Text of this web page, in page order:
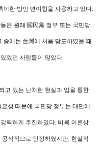
이한 방언 변이형을 사용하고 있다.
은 원래 國民黨 정부 또는 국민당
중에는 台灣에 처음 당도하였을 때
었던 사람들이 많았다.
고 있는 난처한 현실과 입을 통한
성 때문에 국민당 정부는 대만에
력하게 추진하였다. 비록 이론상
식적으로 인정하였지만, 현실적